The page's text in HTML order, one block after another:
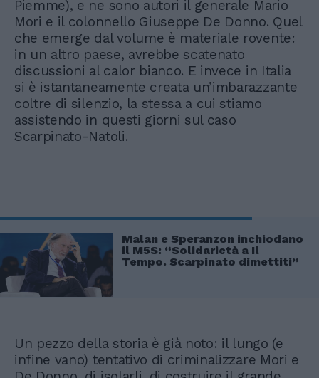
Piemme), e ne sono autori il generale Mario
Mori e il colonnello Giuseppe De Donno. Quel
che emerge dal volume è materiale rovente:
in un altro paese, avrebbe scatenato
discussioni al calor bianco. E invece in Italia
si è istantaneamente creata un’imbarazzante
coltre di silenzio, la stessa a cui stiamo
assistendo in questi giorni sul caso
Scarpinato-Natoli.
Malan e Speranzon inchiodano
il M5S: “Solidarietà a Il
Tempo. Scarpinato dimettiti”
Un pezzo della storia è già noto: il lungo (e
infine vano) tentativo di criminalizzare Mori e